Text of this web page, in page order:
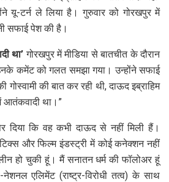
यू-टर्न ले लिया है। गुरुवार को गोरखपुर में
सफाई पेश की है।
था’ गोरखपुर में मीडिया से बातचीत के दौरान
कमेंट को गलत समझा गया। उन्होंने सफाई
गोस्वामी की बात कर रही थी, दाऊद इब्राहिम
आतंकवादी था।”
दिया कि वह कभी दाऊद से नहीं मिली हैं।
और फिल्म इंडस्ट्री में कोई कनेक्शन नहीं
हो चुकी हूं। मैं सनातन धर्म की फॉलोअर हूं
एलिमेंट (राष्ट्र-विरोधी तत्व) के साथ